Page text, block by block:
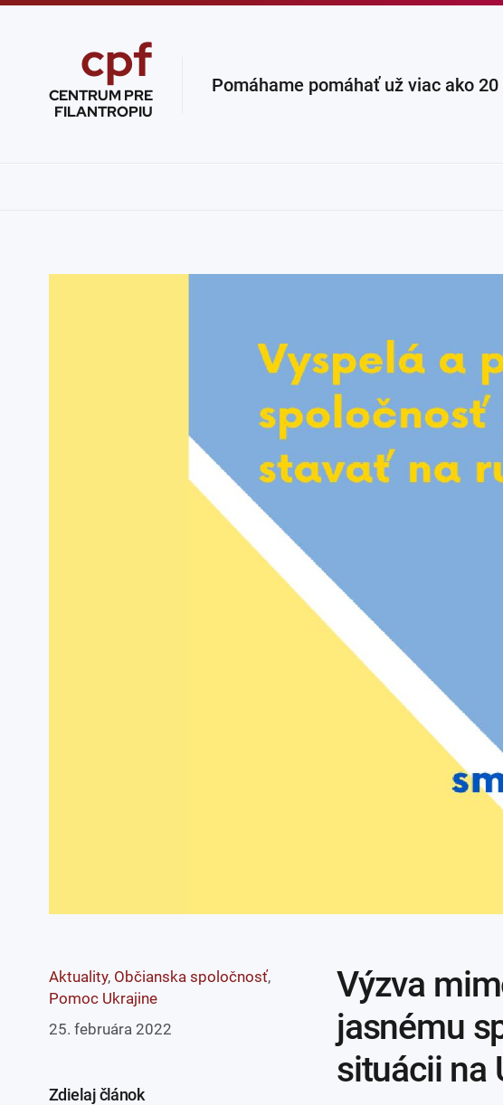
cpf
CENTRUM PRE
FILANTROPIU
Pomáhame pomáhať už viac ako 20
Aktuality, Občianska spoločnosť,
Pomoc Ukrajine
25. februára 2022
Zdielaj článok
Výzva
jasnému
situácii na